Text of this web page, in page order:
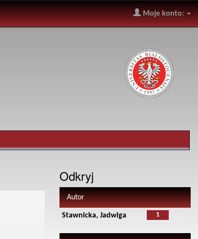
Moje konto:
Odkryj
Autor
1
Stawnicka, Jadwiga